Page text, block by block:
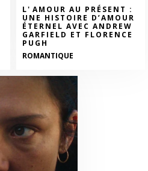
L' AMOUR AU PRÉSENT :
UNE HISTOIRE D’AMOUR
ÉTERNEL AVEC ANDREW
GARFIELD ET FLORENCE
PUGH
ROMANTIQUE